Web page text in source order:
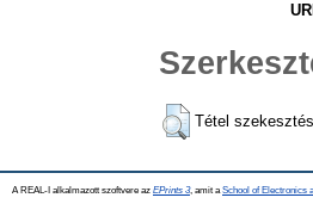
Tétel
A REAL-I alkalmazott szoftvere az EPrints 3, amit a School of Electronics